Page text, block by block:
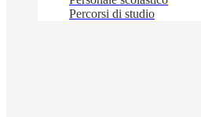
Percorsi di studio